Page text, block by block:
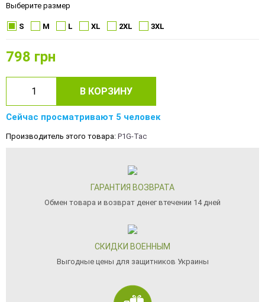
Выберите размер
S M L XL 2XL 3XL
798 грн
В КОРЗИНУ
Сейчас просматривают 5 человек
Производитель этого товара: P1G-Tac
ГАРАНТИЯ ВОЗВРАТА
Обмен товара и возврат денег втечении 14 дней
СКИДКИ ВОЕННЫМ
Выгодные цены для защитников Украины